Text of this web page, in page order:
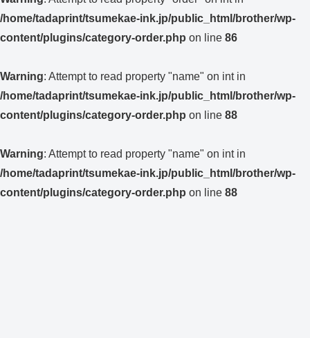
/home/tadaprint/tsumekae-ink.jp/public_html/brother/wp-
content/plugins/category-order.php on line 86
Warning: Attempt to read property "name" on int in
/home/tadaprint/tsumekae-ink.jp/public_html/brother/wp-
content/plugins/category-order.php on line 88
Warning: Attempt to read property "name" on int in
/home/tadaprint/tsumekae-ink.jp/public_html/brother/wp-
content/plugins/category-order.php on line 88